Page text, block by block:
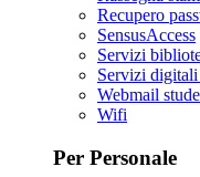
Recupero
SensusAccess
Servizi
Servizi
Webmail
Wifi
Per Personale